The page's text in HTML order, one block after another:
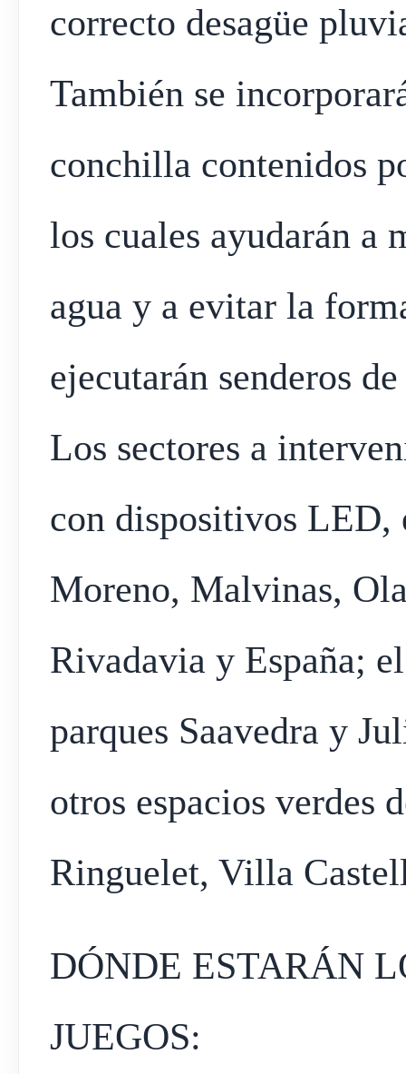
correcto desagüe
También se
conchilla contenidos
los cuales ayudarán
agua y a evitar la
ejecutarán senderos
Los sectores a
con dispositivos LED,
Moreno, Malvinas,
Rivadavia y España;
parques Saavedra y
otros espacios
Ringuelet, Villa
DÓNDE ESTARÁN
JUEGOS: